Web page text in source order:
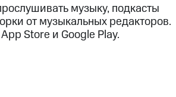
музыку, подкасты
от музыкальных редакторов.
Store и Google Play.